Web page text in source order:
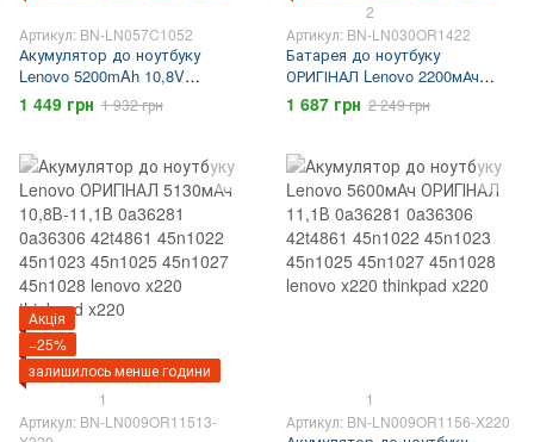
Артикул: BN-LN057C1052
Акумулятор до ноутбуку
Lenovo 5200mAh 10,8V
01AV427 01AV422 01AV424
01AV425 Lenovo T470 Lenovo
T480 Lenovo T580 Thinkpad
T580
1 449 грн 1 932 грн
2
Артикул: BN-LN030OR1422
Батарея до ноутбуку
ОРИГІНАЛ Lenovo 2200мАч
14,4В L12M4E01 L12L4A02
L12L4E01 L12M4A02 L12S4A02
g50-45 lenovo g505s lenovo g50-
70 lenovo z50-70 lenovo g50-80
1 687 грн 2 249 грн
Акція
−25%
залишилось менше години
1
Артикул: BN-LN009OR11513-
1
Артикул: BN-LN009OR1156-X220